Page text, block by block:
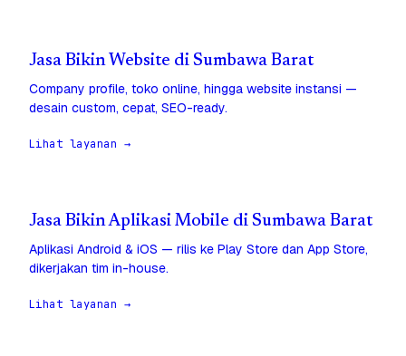
Jasa Bikin Website di Sumbawa Barat
Company profile, toko online, hingga website instansi —
desain custom, cepat, SEO-ready.
Lihat layanan →
Jasa Bikin Aplikasi Mobile di Sumbawa Barat
Aplikasi Android & iOS — rilis ke Play Store dan App Store,
dikerjakan tim in-house.
Lihat layanan →